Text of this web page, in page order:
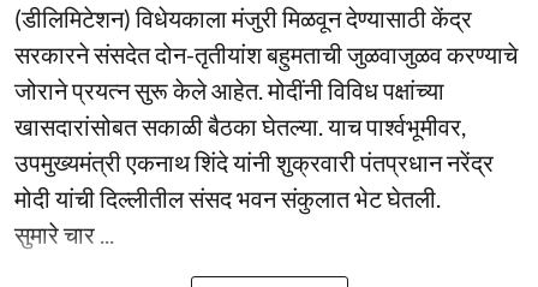
(डीलिमिटेशन) विधेयकाला मंजुरी मिळवून देण्यासाठी केंद्र
सरकारने संसदेत दोन-तृतीयांश बहुमताची जुळवाजुळव करण्याचे
जोराने प्रयत्न सुरू केले आहेत. मोदींनी विविध पक्षांच्या
खासदारांसोबत सकाळी बैठका घेतल्या. याच पार्श्वभूमीवर,
उपमुख्यमंत्री एकनाथ शिंदे यांनी शुक्रवारी पंतप्रधान नरेंद्र
मोदी यांची दिल्लीतील संसद भवन संकुलात भेट घेतली.
सुमारे चार ...